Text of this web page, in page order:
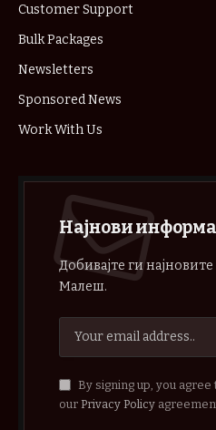
Customer Support
Bulk Packages
Newsletters
Sponsored News
Work With Us
Најнови
Добивајте ги
Малеш.
By signing up, you
our Privacy Policy